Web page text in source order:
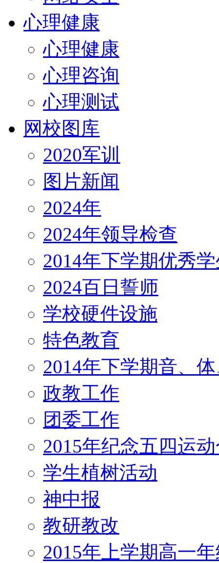
心理健康
心理健康
心理咨询
心理测试
网校图库
2020军训
图片新闻
2024年
2024年领导检查
2014年下学期优秀
2024百日誓师
学校硬件设施
特色教育
2014年下学期音、
政教工作
团委工作
2015年纪念五四运
学生植树活动
神中报
教研教改
2015年上学期高一